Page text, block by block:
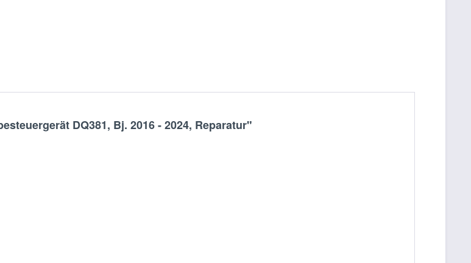
DQ381, Bj. 2016 - 2024, Reparatur"